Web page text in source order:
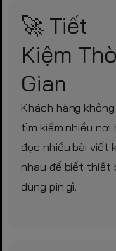
🚀 Tiết
Kiệm
Gian
Khách hàng
tìm kiếm nhiều nơi
đọc nhiều bài viết
nhau để biết thiết
dùng pin gì.